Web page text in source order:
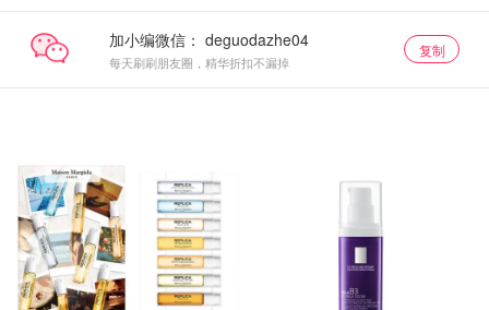
加小编微信：
每天刷刷朋友圈，精华折扣不漏掉
复制